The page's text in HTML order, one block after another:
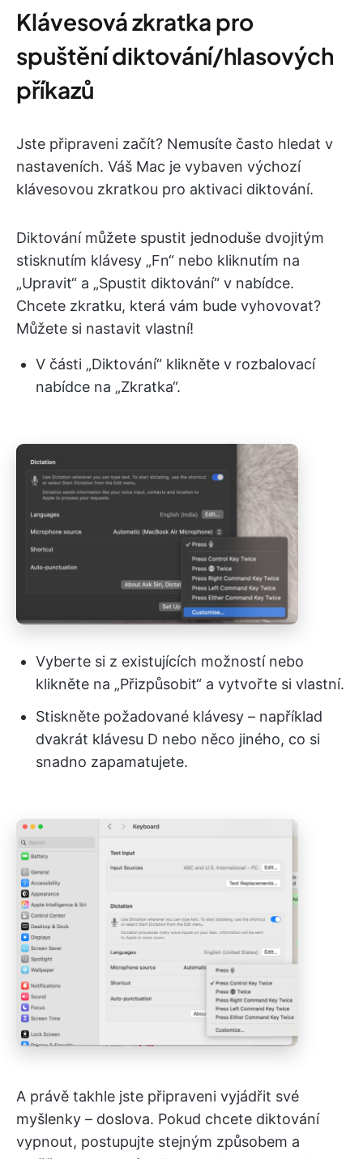
Klávesová zkratka pro
spuštění diktování/hlasových
příkazů
Jste připraveni začít? Nemusíte často hledat v
nastaveních. Váš Mac je vybaven výchozí
klávesovou zkratkou pro aktivaci diktování.
Diktování můžete spustit jednoduše dvojitým
stisknutím klávesy „Fn“ nebo kliknutím na
„Upravit“ a „Spustit diktování“ v nabídce.
Chcete zkratku, která vám bude vyhovovat?
Můžete si nastavit vlastní!
V části „Diktování“ klikněte v rozbalovací
nabídce na „Zkratka“.
Vyberte si z existujících možností nebo
klikněte na „Přizpůsobit“ a vytvořte si vlastní.
Stiskněte požadované klávesy – například
dvakrát klávesu D nebo něco jiného, co si
snadno zapamatujete.
A právě takhle jste připraveni vyjádřit své
myšlenky – doslova. Pokud chcete diktování
vypnout, postupujte stejným způsobem a